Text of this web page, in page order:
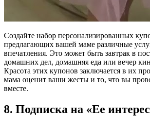
Создайте набор персонализированных
предлагающих вашей маме различные
впечатления. Это может быть завтрак в
домашних дел, домашняя еда или вечер
Красота этих купонов заключается в их
мама оценит ваши жесты и то, что вы
вместе.
8. Подписка на «Ее